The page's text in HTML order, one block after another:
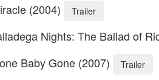
(2004) Trailer
Nights: The Ballad of
Baby Gone (2007)
Trailer